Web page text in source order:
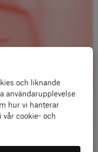
och liknande
användarupplevelse
hur vi hanterar
vår cookie- och